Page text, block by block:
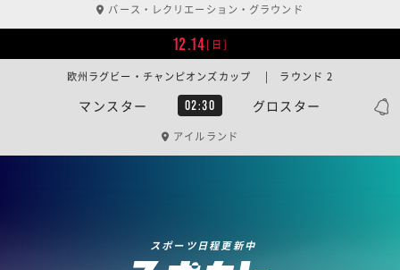
バース・レクリエーション・グラウンド
12.14[日]
マンスター 02:30 グロスター
欧州ラグビー・チャンピオンズカップ | ラウンド 2
アイルランド
スポーツ日程更新中